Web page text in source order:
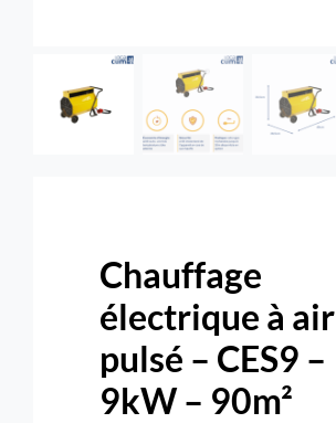
Nous contacter : 04 72 48 02 18
Chauffage
électrique à air
pulsé – CES9 –
9kW – 90m²